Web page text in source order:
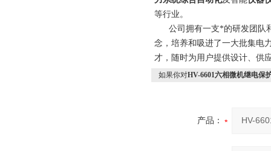
等行业。
公司拥有一支*的研发团队和
念，培养和吸进了一大批集电
才，随时为用户提供设计、供
如果你对HV-6601六相微机继电保
产品：